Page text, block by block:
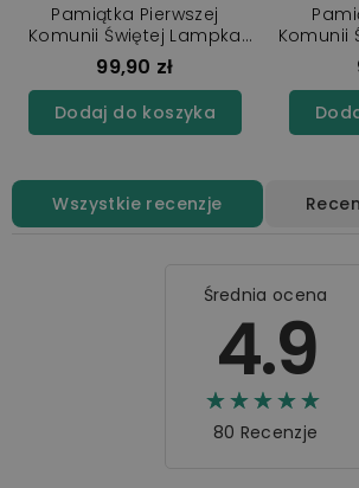
Pamiątka Pierwszej
Komunii Świętej Lampka
Nocna LED
99,90 zł
Dodaj do koszyka
Komunii
Ramka
Wszystkie recenzje
Średnia ocena
4.9
☆☆☆☆☆
★★★★★
80 Recenzje